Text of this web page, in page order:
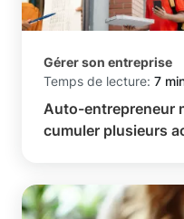
Gérer son entreprise
Temps de lecture: 7
Auto-entrepreneur
cumuler plusieurs